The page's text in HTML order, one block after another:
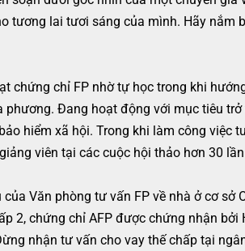
tương lai tươi sáng của mình. Hãy nắm
chứng chỉ FP nhờ tự học trong khi
Đang hoạt động với mục tiêu
hiểm xã hội. Trong khi làm công việc
viên tại các cuộc hội thảo hơn 30
Văn phòng tư vấn FP về nhà ở cơ sở
2, chứng chỉ AFP được chứng nhận bởi
nhận tư vấn cho vay thế chấp tại